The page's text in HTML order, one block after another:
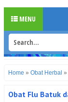
MENU
Home » Obat Herbal »
Obat Flu Batuk